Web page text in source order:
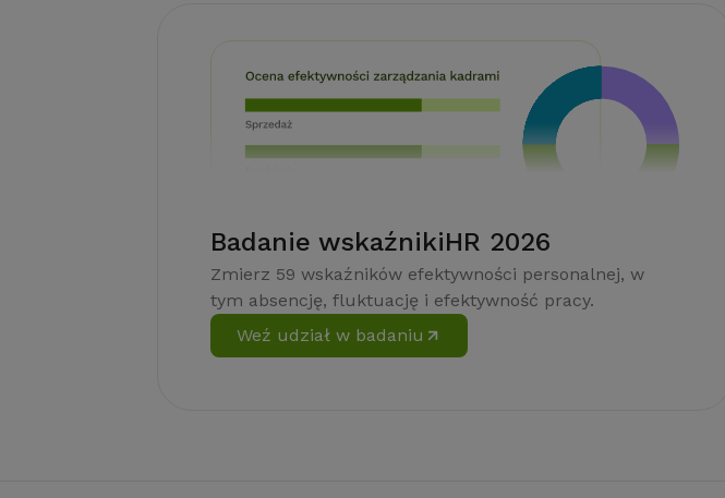
Badanie wskaźnikiHR 2026
Zmierz 59 wskaźników efektywności personalnej, w
tym absencję, fluktuację i efektywność pracy.
Weź udział w badaniu